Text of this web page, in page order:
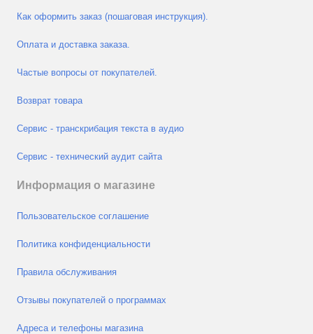
Как оформить заказ (пошаговая инструкция).
Оплата и доставка заказа.
Частые вопросы от покупателей.
Возврат товара
Сервис - транскрибация текста в аудио
Сервис - технический аудит сайта
Информация о магазине
Пользовательское соглашение
Политика конфиденциальности
Правила обслуживания
Отзывы покупателей о программах
Адреса и телефоны магазина